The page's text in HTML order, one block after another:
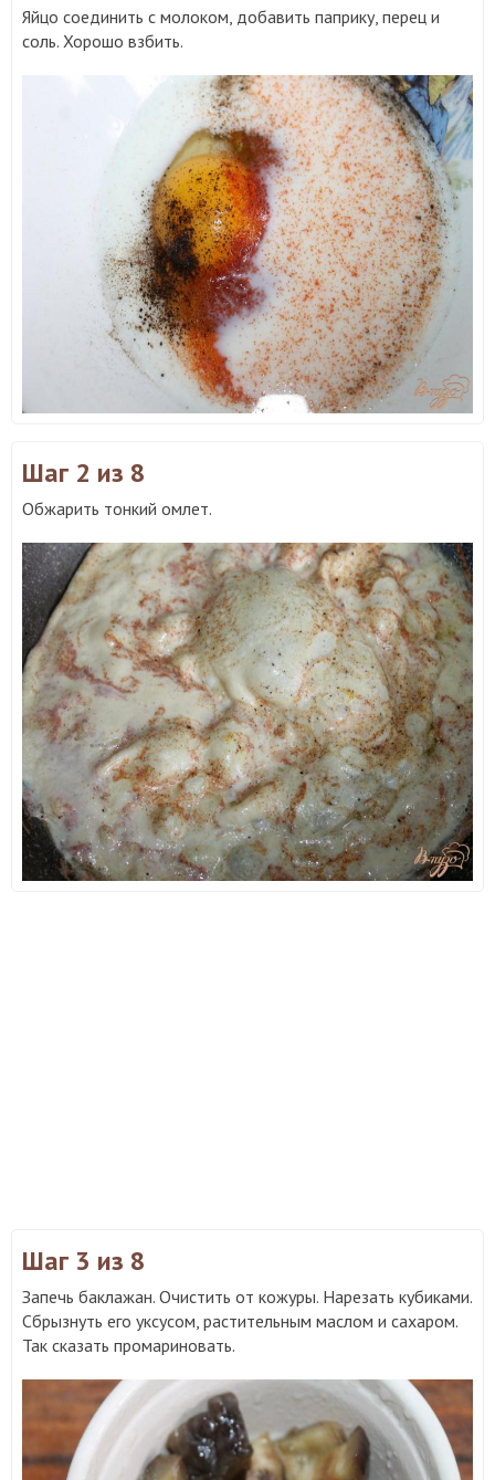
Яйцо соединить с молоком, добавить паприку, перец и
соль. Хорошо взбить.
Шаг 2 из 8
Обжарить тонкий омлет.
Шаг 3 из 8
Запечь баклажан. Очистить от кожуры. Нарезать кубиками.
Сбрызнуть его уксусом, растительным маслом и сахаром.
Так сказать промариновать.